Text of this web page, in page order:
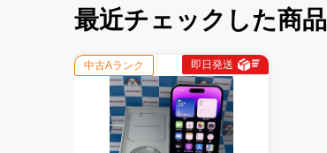
最近チェックした商品
中古Aランク 即日発送